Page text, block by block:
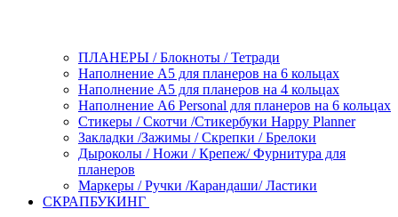
ПЛАНЕРЫ / Блокноты / Тетради
Наполнение А5 для планеров на 6 кольцах
Наполнение А5 для планеров на 4 кольцах
Наполнение А6 Personal для планеров на 6 кольцах
Стикеры / Скотчи /Стикербуки Happy Planner
Закладки /Зажимы / Скрепки / Брелоки
Дыроколы / Ножи / Крепеж/ Фурнитура для
планеров
Маркеры / Ручки /Карандаши/ Ластики
СКРАПБУКИНГ